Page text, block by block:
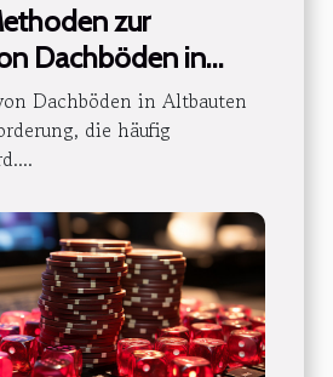
zur
Dachböden in
Dachböden in Altbauten
die häufig